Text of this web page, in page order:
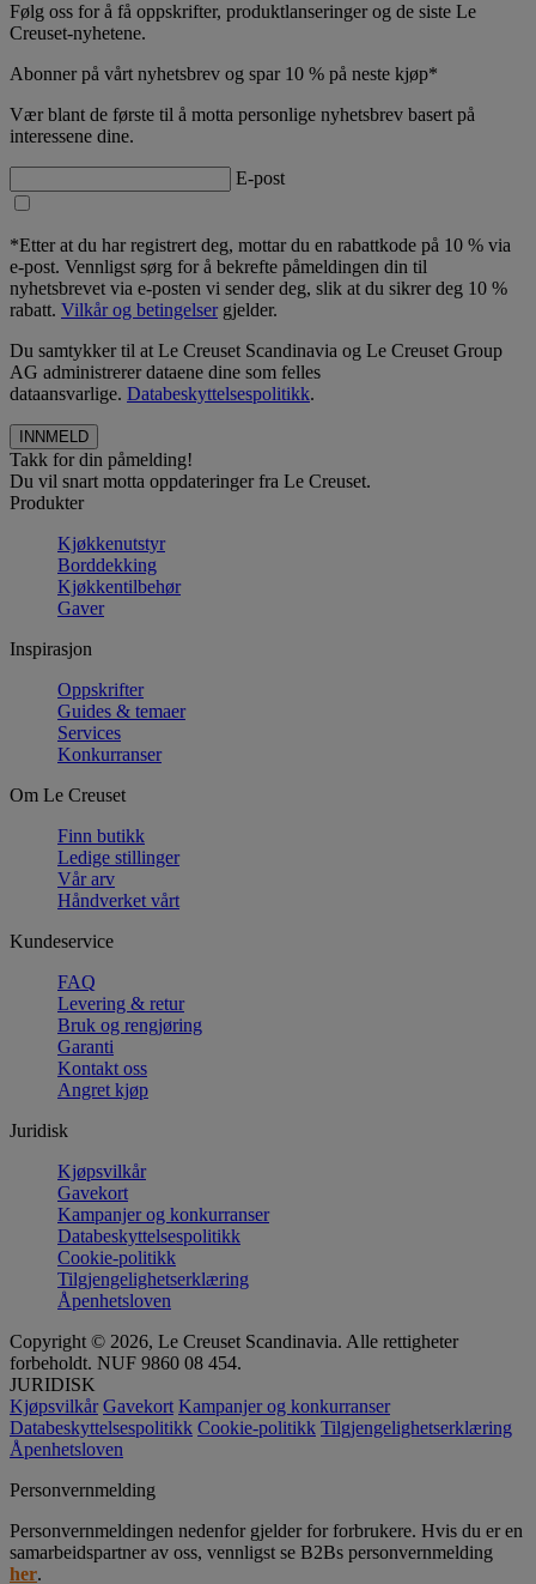
Følg oss for å få oppskrifter, produktlanseringer og de siste Le
Creuset-nyhetene.
Abonner på vårt nyhetsbrev og spar 10 % på neste kjøp*
Vær blant de første til å motta personlige nyhetsbrev basert på
interessene dine.
E-post
*Etter at du har registrert deg, mottar du en rabattkode på 10 % via
e-post. Vennligst sørg for å bekrefte påmeldingen din til
nyhetsbrevet via e-posten vi sender deg, slik at du sikrer deg 10 %
rabatt. Vilkår og betingelsergjelder.
Du samtykker til at Le Creuset Scandinavia og Le Creuset Group
AG administrerer dataene dine som felles
dataansvarlige. Databeskyttelsespolitikk.
Takk for din påmelding!
Du vil snart motta oppdateringer fra Le Creuset.
Produkter
Kjøkkenutstyr
Borddekking
Kjøkkentilbehør
Gaver
Inspirasjon
Oppskrifter
Guides & temaer
Services
Konkurranser
Om Le Creuset
Finn butikk
Ledige stillinger
Vår arv
Håndverket vårt
Kundeservice
FAQ
Levering & retur
Bruk og rengjøring
Garanti
Kontakt oss
Angret kjøp
Juridisk
Kjøpsvilkår
Gavekort
Kampanjer og konkurranser
Databeskyttelsespolitikk
Cookie-politikk
Tilgjengelighetserklæring
Åpenhetsloven
Copyright © 2026, Le Creuset Scandinavia. Alle rettigheter
forbeholdt. NUF 9860 08 454.
JURIDISK
Kjøpsvilkår Gavekort Kampanjer og konkurranser
Databeskyttelsespolitikk Cookie-politikk Tilgjengelighetserklæring
Åpenhetsloven
Personvernmelding
Personvernmeldingen nedenfor gjelder for forbrukere. Hvis du er en
samarbeidspartner av oss, vennligst se B2Bs personvernmelding
her.